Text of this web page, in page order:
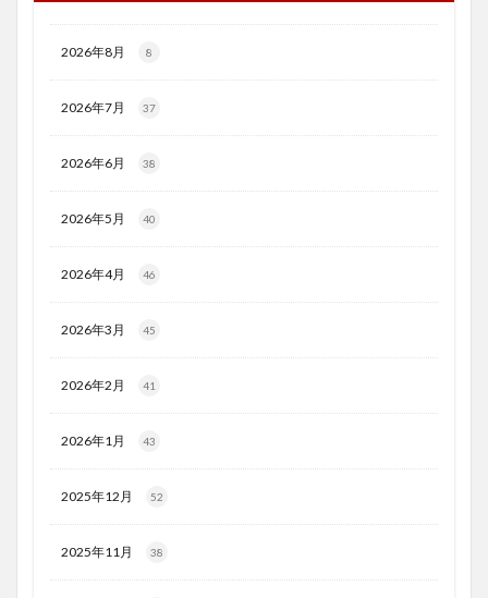
2026年8月 8
2026年7月 37
2026年6月 38
2026年5月 40
2026年4月 46
2026年3月 45
2026年2月 41
2026年1月 43
2025年12月 52
2025年11月 38